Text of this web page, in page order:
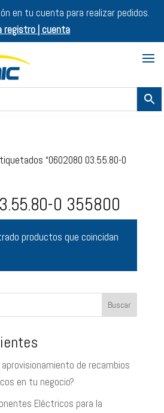
en tu cuenta para realizar pedidos.
registro | cuenta
“0602080 03.55.80-0
0 355800
productos que coincidan
Buscar
de recambios
en tu negocio?
Eléctricos para la